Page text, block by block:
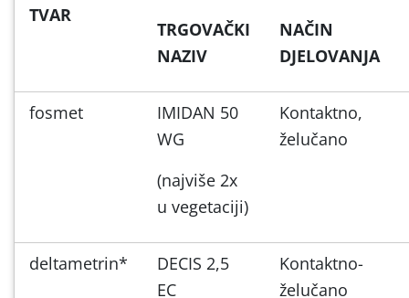
TVAR
TRGOVAČKI
NAZIV
NAČIN
DJELOVANJA
fosmet
IMIDAN 50
WG
(najviše 2x
u vegetaciji)
Kontaktno,
želučano
deltametrin*
DECIS 2,5
EC
Kontaktno-
želučano